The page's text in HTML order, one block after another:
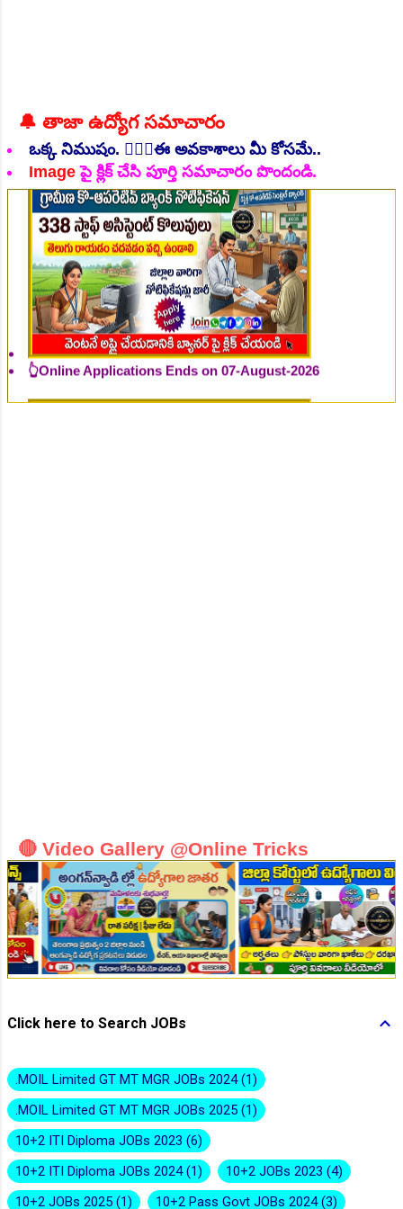
🔔 తాజా ఉద్యోగ సమాచారం
ఒక్క నిముషం. 💁🏻‍♂️ఈ అవకాశాలు మీ కోసమే..
Imageపై క్లిక్ చేసి పూర్తి సమాచారం పొందండి.
👆Online Applications Ends on 07-August-2026
👆Online Applications Ends on 10-August-2026
👆Online Applications Ends on 10-August-2026
🔴 Video Gallery @Online Tricks
Click here to Search JOBs
.MOIL Limited GT MT MGR JOBs 2024 1
.MOIL Limited GT MT MGR JOBs 2025 1
10+2 ITI Diploma JOBs 2023 6
10+2 ITI Diploma JOBs 2024 1 10+2 JOBs 2023 4
10+2 JOBs 2025 1 10+2 Pass Govt JOBs 2024 3